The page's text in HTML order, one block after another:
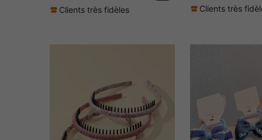
Clients très fidèles Clients très